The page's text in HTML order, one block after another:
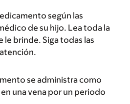
según las
de su hijo. Lea toda la
le brinde. Siga todas las
se administra como
una vena por un periodo